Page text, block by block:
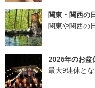
関東・関西の
関東や関西の
2026年のお盆
最大9連休と